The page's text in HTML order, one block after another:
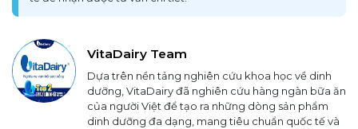
VitaDairy Team
Dựa trên nền tảng nghiên cứu khoa học về dinh
dưỡng, VitaDairy đã nghiên cứu hàng ngàn bữa ăn
của người Việt để tạo ra những dòng sản phẩm
dinh dưỡng đa dạng, mang tiêu chuẩn quốc tế và